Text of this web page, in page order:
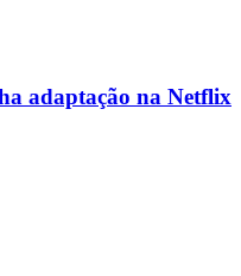
adaptação na Netflix